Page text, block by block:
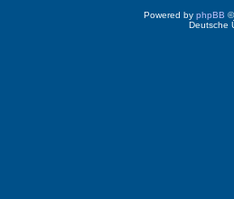
Powered by phpBB
Deutsche